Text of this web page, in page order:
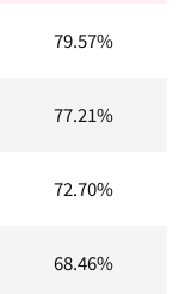
79.57%
77.21%
72.70%
68.46%